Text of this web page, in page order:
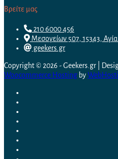
Βρείτε μας
210 6000 456
Μεσογείων 507, 15343,
geekers.gr
Copyright © 2026 - Geekers.gr |
Woocommerce Hosting by